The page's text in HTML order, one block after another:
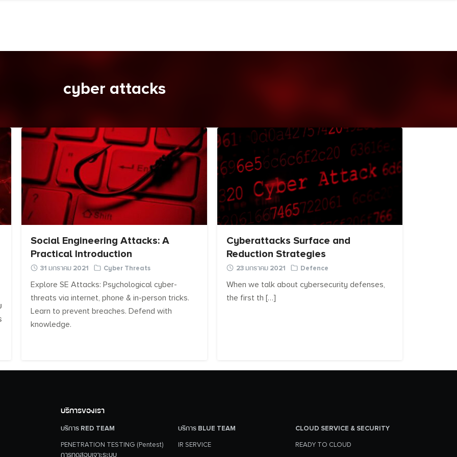
Search
cyber attacks
Social Engineering Attacks: A
Practical Introduction
31 มกราคม 2021 Cyber Threats
Explore SE Attacks: Psychological cyber-
threats via internet, phone & in-person tricks.
Learn to prevent breaches. Defend with
knowledge.
Cyberattacks Surface and
Reduction Strategies
23 มกราคม 2021 Defence
When we talk about cybersecurity defenses,
the first th […]
บริการของเรา
บริการ RED TEAM
PENETRATION TESTING (Pentest)
การทดสอบเจาะระบบ
บริการ BLUE TEAM
IR SERVICE
CLOUD SERVICE & SECURITY
READY TO CLOUD